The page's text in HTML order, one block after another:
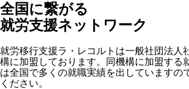
全国に繋がる
就労支援ネットワーク
就労移行支援ラ・レコルトは一般社団法人
構に加盟しております。同機構に加盟する
は全国で多くの就職実績を出していますの
ください。